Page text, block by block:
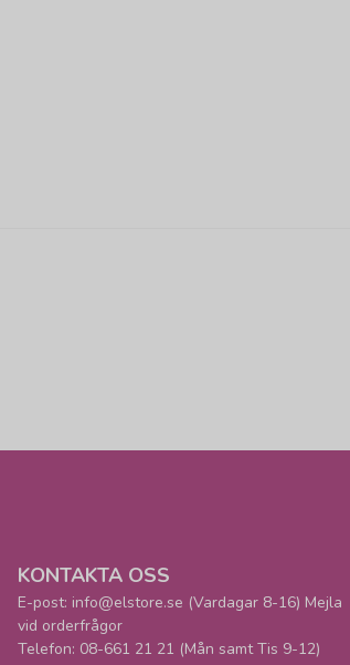
KONTAKTA OSS
E-post: info@elstore.se (Vardagar 8-16) Mejla
vid orderfrågor
Telefon: 08-661 21 21 (Mån samt Tis 9-12)